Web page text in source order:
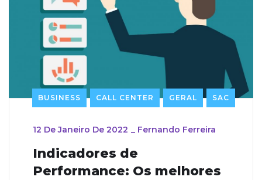
BUSINESS CALL CENTER GERAL SAC
12 De Janeiro De 2022 _ Fernando Ferreira
Indicadores de
Performance: Os melhores